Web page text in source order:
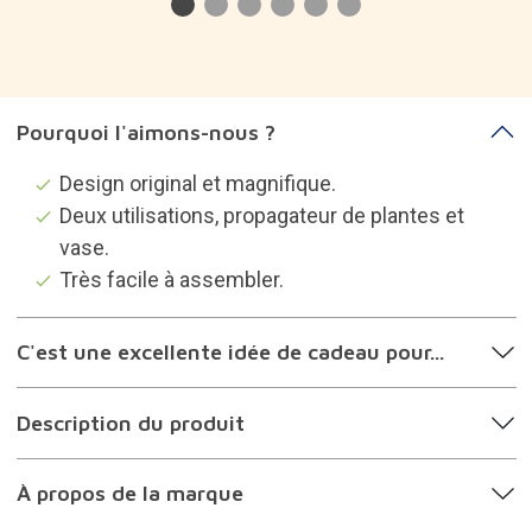
Pourquoi l'aimons-nous ?
Design original et magnifique.
Deux utilisations, propagateur de plantes et
vase.
Très facile à assembler.
C'est une excellente idée de cadeau pour...
Description du produit
À propos de la marque